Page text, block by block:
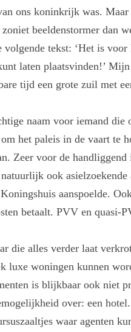
ons koninkrijk was.
beeldenstormer dan
tekst: ‘Het is
laten plaatsvinden!’
tijd een grote zuil met
naam voor iemand die
het paleis in de vaart te
Zeer voor de handliggend
ook
aanspoelde.
betaalt. PVV en quasi-
die alles verder laat
luxe woningen kunnen
is blijkbaar ook niet
over: een
waar agenten